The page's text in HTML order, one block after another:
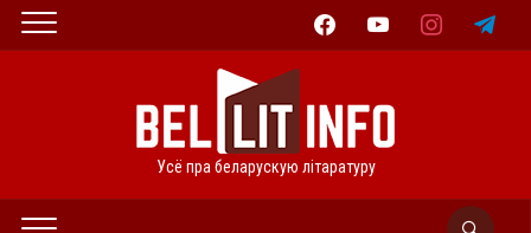
facebookyoutube instagramtelegram
Усё пра беларускую літаратуру